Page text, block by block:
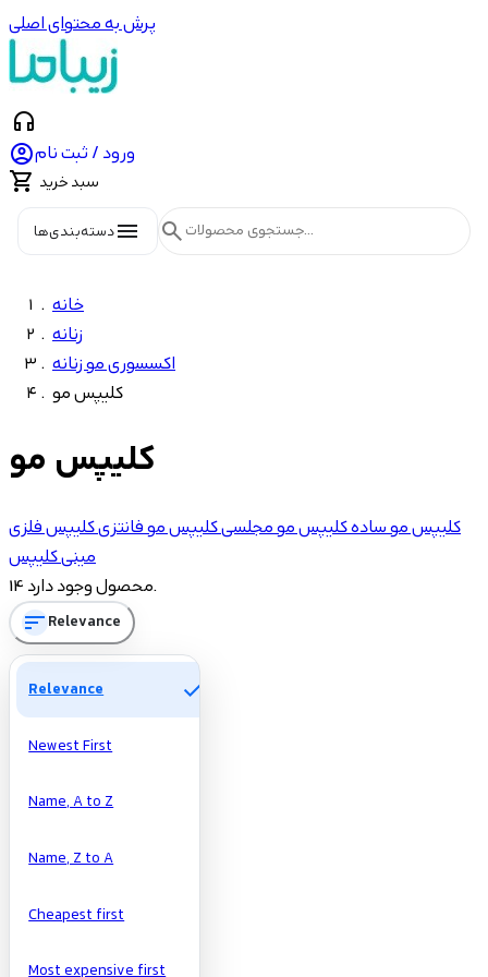
پرش به محتوای اصلی
headphones
ورود / ثبت نام
 سبد خرید
menuدسته‌بندی‌ها search
خانه
زنانه
اکسسوری مو زنانه
کلیپس مو
تومان
تومان
Manufacturers
کلیپس مو
کلیپس مو سادهکلیپس مو مجلسیکلیپس مو فانتزیکلیپس فلزی
مینی کلیپس
14 محصول وجود دارد.
sortRelevance
Relevance check
Newest First
Name, A to Z
Name, Z to A
Cheapest first
Most expensive first